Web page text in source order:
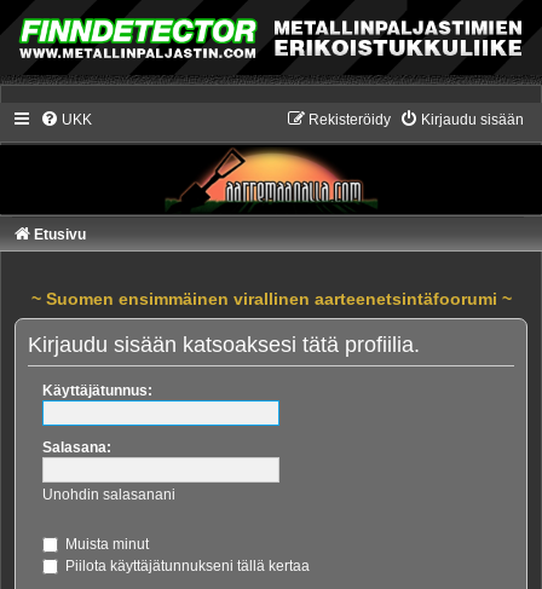
UKK Kirjaudu sisään
Rekisteröidy
Etusivu
~ Suomen ensimmäinen virallinen aarteenetsintäfoorumi ~
Kirjaudu sisään katsoaksesi tätä profiilia.
Käyttäjätunnus:
Salasana:
Unohdin salasanani
Muista minut
Piilota käyttäjätunnukseni tällä kertaa